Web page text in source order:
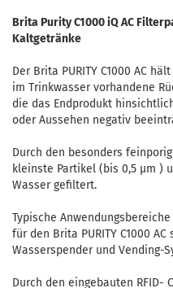
Brita Purity C1000 iQ AC
Kaltgetränke
Der Brita PURITY C1000 AC
im Trinkwasser vorhandene
die das Endprodukt
oder Aussehen negativ
Durch den besonders
kleinste Partikel (bis 0,5 µm )
Wasser gefiltert.
Typische Anwendungsbereiche
für den Brita PURITY C1000
Wasserspender und Vending-
Durch den eingebauten RFID-